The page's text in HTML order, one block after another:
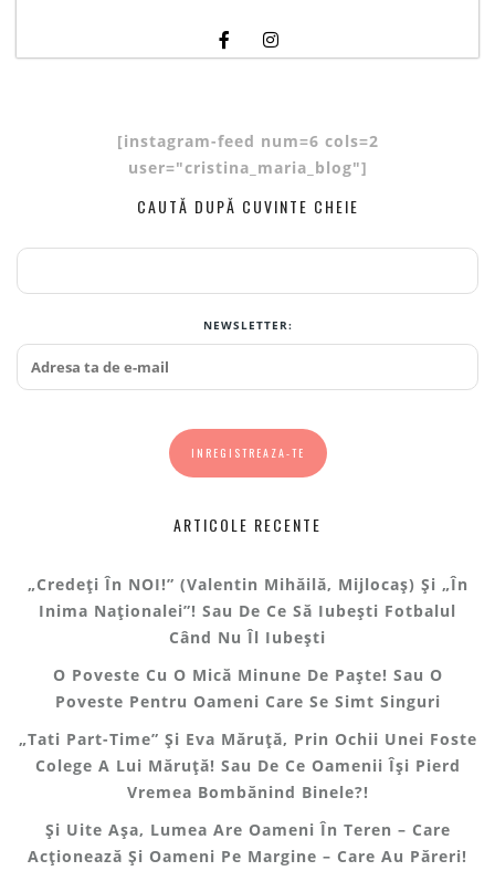
[instagram-feed num=6 cols=2
user="cristina_maria_blog"]
CAUTĂ DUPĂ CUVINTE CHEIE
NEWSLETTER:
ARTICOLE RECENTE
„Credeți În NOI!” (Valentin Mihăilă, Mijlocaș) Și „În
Inima Naționalei”! Sau De Ce Să Iubești Fotbalul
Când Nu Îl Iubești
O Poveste Cu O Mică Minune De Paște! Sau O
Poveste Pentru Oameni Care Se Simt Singuri
„Tati Part-Time” Și Eva Măruță, Prin Ochii Unei Foste
Colege A Lui Măruță! Sau De Ce Oamenii Își Pierd
Vremea Bombănind Binele?!
Și Uite Așa, Lumea Are Oameni În Teren – Care
Acționează Și Oameni Pe Margine – Care Au Păreri!